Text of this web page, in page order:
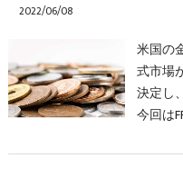
2022/06/08
米国の
式市場
決定し
今回は